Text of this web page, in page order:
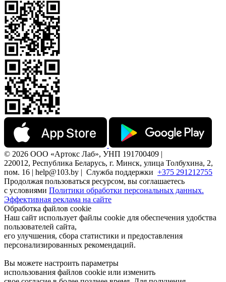
© 2026 ООО «Артокс Лаб», УНП 191700409 |
220012, Республика Беларусь, г. Минск, улица Толбухина, 2,
пом. 16 | help@103.by | Служба поддержки +375 291212755
Продолжая пользоваться ресурсом, вы соглашаетесь
с условиями Политики обработки персональных данных.
Эффективная реклама на сайте
Обработка файлов cookie
Наш сайт использует файлы cookie для обеспечения удобства
пользователей сайта,
его улучшения, сбора статистики и предоставления
персонализированных рекомендаций.
Вы можете настроить параметры
использования файлов cookie или изменить